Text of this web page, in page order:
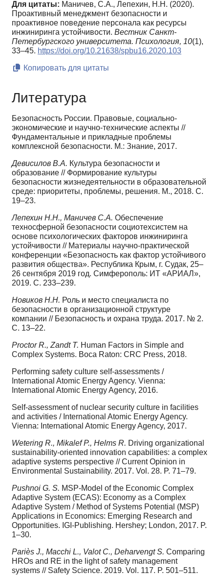
Для цитаты: Маничев, С.А., Лепехин, Н.Н. (2020).
Проактивный менеджмент безопасности и
проактивное поведение персонала как ресурсы
инжиниринга устойчивости. Вестник Санкт-
Петербургского университета. Психология, 10(1),
33–45. https://doi.org/10.21638/spbu16.2020.103
Копировать для цитаты
Литература
Безопасность России. Правовые, социально-
экономические и научно-технические аспекты //
Фундаментальные и прикладные проблемы
комплексной безопасности. М.: Знание, 2017.
Девисилов В.А. Культура безопасности и
образование // Формирование культуры
безопасности жизнедеятельности в образовательной
среде: приоритеты, проблемы, решения. М., 2018. С.
19–23.
Лепехин Н.Н., Маничев С.А. Обеспечение
техносферной безопасности социотехсистем на
основе психологических факторов инжиниринга
устойчивости // Материалы научно-практической
конференции «Безопасность как фактор устойчивого
развития общества». Республика Крым, г. Судак, 25–
26 сентября 2019 год. Симферополь: ИТ «АРИАЛ»,
2019. С. 233–239.
Новиков Н.Н. Роль и место специалиста по
безопасности в организационной структуре
компании // Безопасность и охрана труда. 2017. № 2.
С. 13–22.
Proctor R., Zandt T. Human Factors in Simple and
Complex Systems. Boca Raton: CRC Press, 2018.
Performing safety culture self-assessments /
International Atomic Energy Agency. Vienna:
International Atomic Energy Agency, 2016.
Self-assessment of nuclear security culture in facilities
and activities / International Atomic Energy Agency.
Vienna: International Atomic Energy Agency, 2017.
Wetering R., Mikalef P., Helms R. Driving organizational
sustainability-oriented innovation capabilities: a complex
adaptive systems perspective // Current Opinion in
Environmental Sustainability. 2017. Vol. 28. P. 71–79.
Pushnoi G. S. MSP-Model of the Economic Complex
Adaptive System (ECAS): Economy as a Complex
Adaptive System / Method of Systems Potential (MSP)
Applications in Economics: Emerging Research and
Opportunities. IGI-Publishing. Hershey; London, 2017. P.
1–30.
Pariès J., Macchi L., Valot C., Deharvengt S. Comparing
HROs and RE in the light of safety management
systems // Safety Science. 2019. Vol. 117. P. 501–511.